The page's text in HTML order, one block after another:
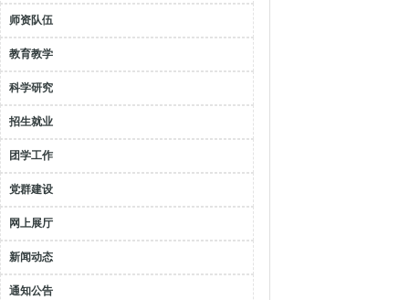
师资队伍
教育教学
科学研究
招生就业
团学工作
党群建设
网上展厅
新闻动态
通知公告